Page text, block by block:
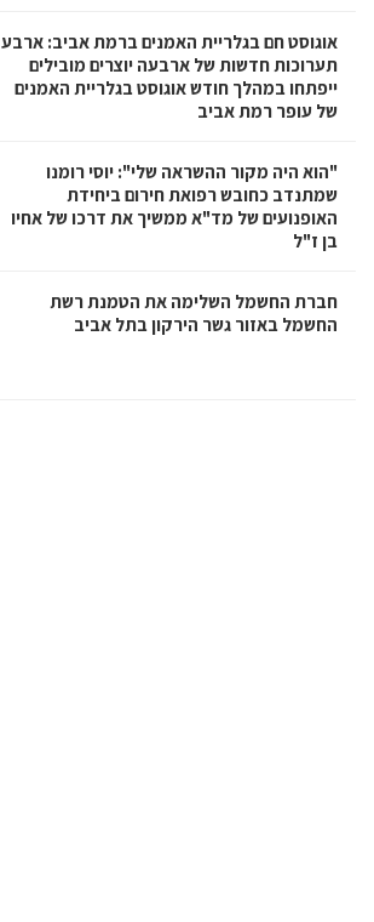
אוגוסט חם בגלריית האמנים ברמת אביב: ארבע
תערוכות חדשות של ארבעה יוצרים מובילים
ייפתחו במהלך חודש אוגוסט בגלריית האמנים
של עופר רמת אביב
"הוא היה מקור ההשראה שלי": יוסי רומנו
שמתנדב כחובש רפואת חירום ביחידת
האופנועים של מד"א ממשיך את דרכו של אחיו
בן ז"ל
חברת החשמל השלימה את הטמנת רשת
החשמל באזור גשר הירקון בתל אביב